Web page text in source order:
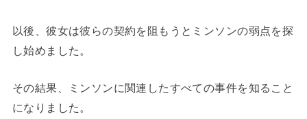
以後、彼女は彼らの契約を阻もうとミンソンの弱点を探
し始めました。
その結果、ミンソンに関連したすべての事件を知ること
になりました。